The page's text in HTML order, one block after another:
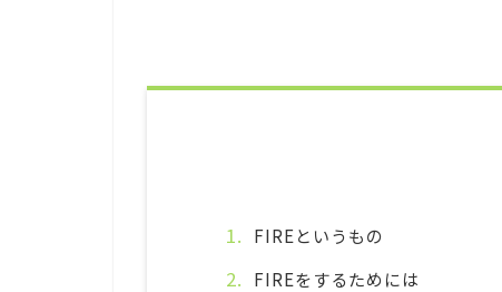
FIREというもの
FIREをするためには